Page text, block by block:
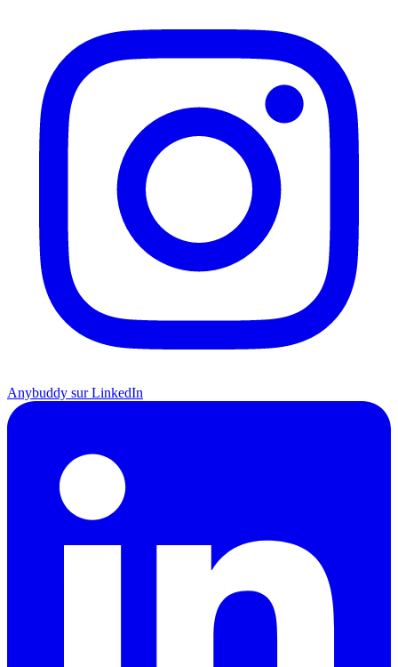
Anybuddy sur LinkedIn